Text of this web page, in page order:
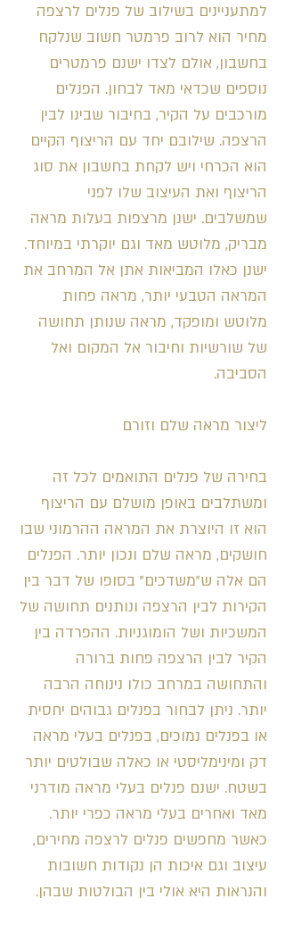
למתעניינים בשילוב של פנלים לרצפה
מחיר הוא לרוב פרמטר חשוב שנלקח
בחשבון, אולם לצדו ישנם פרמטרים
נוספים שכדאי מאד לבחון. הפנלים
מורכבים על הקיר, בחיבור שבינו לבין
הרצפה. שילובם יחד עם הריצוף הקיים
הוא הכרחי ויש לקחת בחשבון את סוג
הריצוף ואת העיצוב שלו לפני
שמשלבים. ישנן מרצפות בעלות מראה
מבריק, מלוטש מאד וגם יוקרתי במיוחד.
ישנן כאלו המביאות אתן אל המרחב את
המראה הטבעי יותר, מראה פחות
מלוטש ומופקד, מראה שנותן תחושה
של שורשיות וחיבור אל המקום ואל
הסביבה.
ליצור מראה שלם וזורם
בחירה של פנלים התואמים לכל זה
ומשתלבים באופן מושלם עם הריצוף
הוא זו היוצרת את המראה ההרמוני שבו
חושקים, מראה שלם ונכון יותר. הפנלים
הם אלה ש"משדכים" בסופו של דבר בין
הקירות לבין הרצפה ונותנים תחושה של
המשכיות ושל הומוגניות. ההפרדה בין
הקיר לבין הרצפה פחות ברורה
והתחושה במרחב כולו נינוחה הרבה
יותר. ניתן לבחור בפנלים גבוהים יחסית
או בפנלים נמוכים, בפנלים בעלי מראה
דק ומינימליסטי או כאלה שבולטים יותר
בשטח. ישנם פנלים בעלי מראה מודרני
מאד ואחרים בעלי מראה כפרי יותר.
כאשר מחפשים פנלים לרצפה מחירים,
עיצוב וגם איכות הן נקודות חשובות
והנראות היא אולי בין הבולטות שבהן.